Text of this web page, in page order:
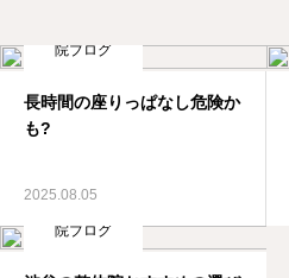
院ブログ
長時間の座りっぱなし危険か
も?
2025.08.05
院ブログ